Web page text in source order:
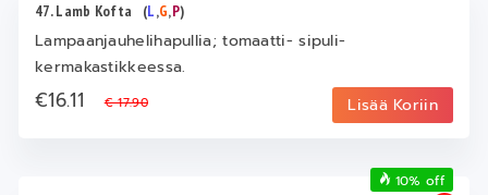
47. Lamb Kofta (L,G,P)
Lampaanjauhelihapullia; tomaatti- sipuli-
kermakastikkeessa.
€16.11€ 17.90 Lisää Koriin
10% off